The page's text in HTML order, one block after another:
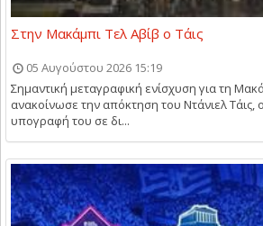
Στην Μακάμπι Τελ Αβίβ ο Τάις
05 Αυγούστου 2026 15:19
Σημαντική μεταγραφική ενίσχυση για τη
ανακοίνωσε την απόκτηση του Ντάνιελ Τάις,
υπογραφή του σε δι...